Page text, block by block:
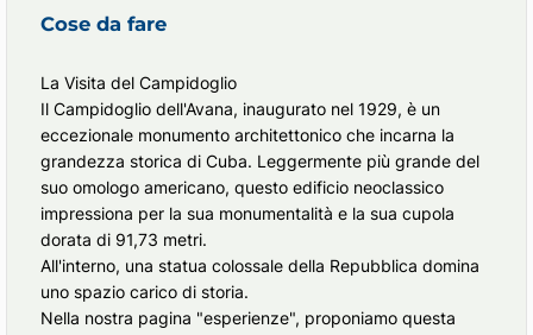
Cose da fare
La Visita del Campidoglio
Il Campidoglio dell'Avana, inaugurato nel 1929, è un
eccezionale monumento architettonico che incarna la
grandezza storica di Cuba. Leggermente più grande del
suo omologo americano, questo edificio neoclassico
impressiona per la sua monumentalità e la sua cupola
dorata di 91,73 metri.
All'interno, una statua colossale della Repubblica domina
uno spazio carico di storia.
Nella nostra pagina "esperienze", proponiamo questa